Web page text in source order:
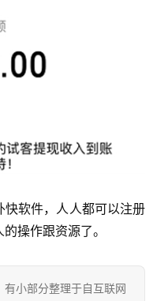
软件，人人都可以注册
操作跟资源了。
小部分整理于自互联网